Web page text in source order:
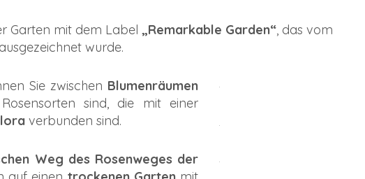
Garten mit dem Label „Remarkable Garden“ , das vom
wurde.
Sie zwischen Blumenräumen
sind, die mit einer
verbunden sind.
Weg des Rosenweges der